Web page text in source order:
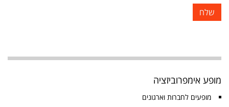
מופע אימפרוביזציה
מופעים לחברות וארגונים